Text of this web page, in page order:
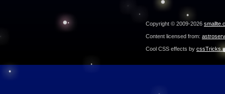
Copyright © 2009-2026
Content licensed from:
Cool CSS effects by